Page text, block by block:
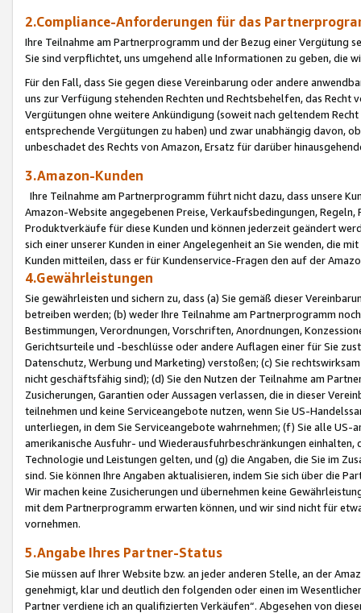
2.Compliance-Anforderungen für das
Ihre Teilnahme am Partnerprogramm und der Bezug einer Vergütung
Sie sind verpflichtet, uns umgehend alle Informationen zu geben, die
Für den Fall, dass Sie gegen diese Vereinbarung oder andere
uns zur Verfügung stehenden Rechten und Rechtsbehelfen, das
Vergütungen ohne weitere Ankündigung (soweit nach geltendem
entsprechende Vergütungen zu haben) und zwar unabhängig davon,
unbeschadet des Rechts von Amazon, Ersatz für darüber
3.Amazon-Kunden
Ihre Teilnahme am Partnerprogramm führt nicht dazu, dass unsere
Amazon-Website angegebenen Preise, Verkaufsbedingungen,
Produktverkäufe für diese Kunden und können jederzeit geändert
sich einer unserer Kunden in einer Angelegenheit an Sie wenden, die
Kunden mitteilen, dass er für Kundenservice-Fragen den auf der
4.Gewährleistungen
Sie gewährleisten und sichern zu, dass (a) Sie gemäß dieser
betreiben werden; (b) weder Ihre Teilnahme am Partnerprogramm
Bestimmungen, Verordnungen, Vorschriften, Anordnungen,
Gerichtsurteile und -beschlüsse oder andere Auflagen einer für Sie
Datenschutz, Werbung und Marketing) verstoßen; (c) Sie
nicht geschäftsfähig sind); (d) Sie den Nutzen der Teilnahme am
Zusicherungen, Garantien oder Aussagen verlassen, die in dieser
teilnehmen und keine Serviceangebote nutzen, wenn Sie US-
unterliegen, in dem Sie Serviceangebote wahrnehmen; (f) Sie alle
amerikanische Ausfuhr- und Wiederausfuhrbeschränkungen
Technologie und Leistungen gelten, und (g) die Angaben, die Sie im
sind. Sie können Ihre Angaben aktualisieren, indem Sie sich über die
Wir machen keine Zusicherungen und übernehmen keine
mit dem Partnerprogramm erwarten können, und wir sind nicht für
vornehmen.
5.Angabe Ihres Partner-Status
Sie müssen auf Ihrer Website bzw. an jeder anderen Stelle, an der
genehmigt, klar und deutlich den folgenden oder einen im
Partner verdiene ich an qualifizierten Verkäufen“. Abgesehen von